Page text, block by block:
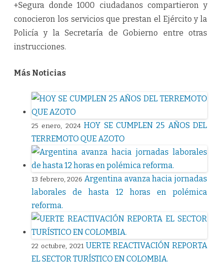
+Segura donde 1000 ciudadanos compartieron y
conocieron los servicios que prestan el Ejército y la
Policía y la Secretaría de Gobierno entre otras
instrucciones.
Más Noticias
25 enero, 2024 HOY SE CUMPLEN 25 AÑOS DEL
TERREMOTO QUE AZOTO
13 febrero, 2026 Argentina avanza hacia jornadas
laborales de hasta 12 horas en polémica
reforma.
22 octubre, 2021 UERTE REACTIVACIÓN REPORTA
EL SECTOR TURÍSTICO EN COLOMBIA.